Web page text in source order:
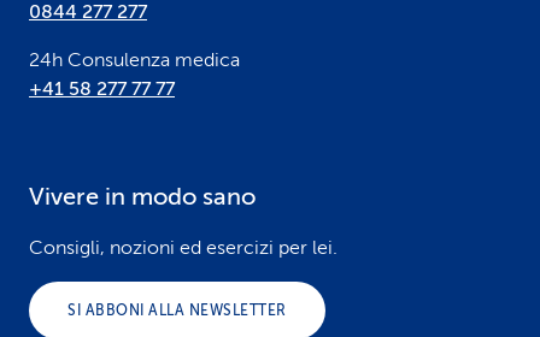
0844 277 277
24h Consulenza medica
+41 58 277 77 77
Vivere in modo sano
Consigli, nozioni ed esercizi per lei.
SI ABBONI ALLA NEWSLETTER